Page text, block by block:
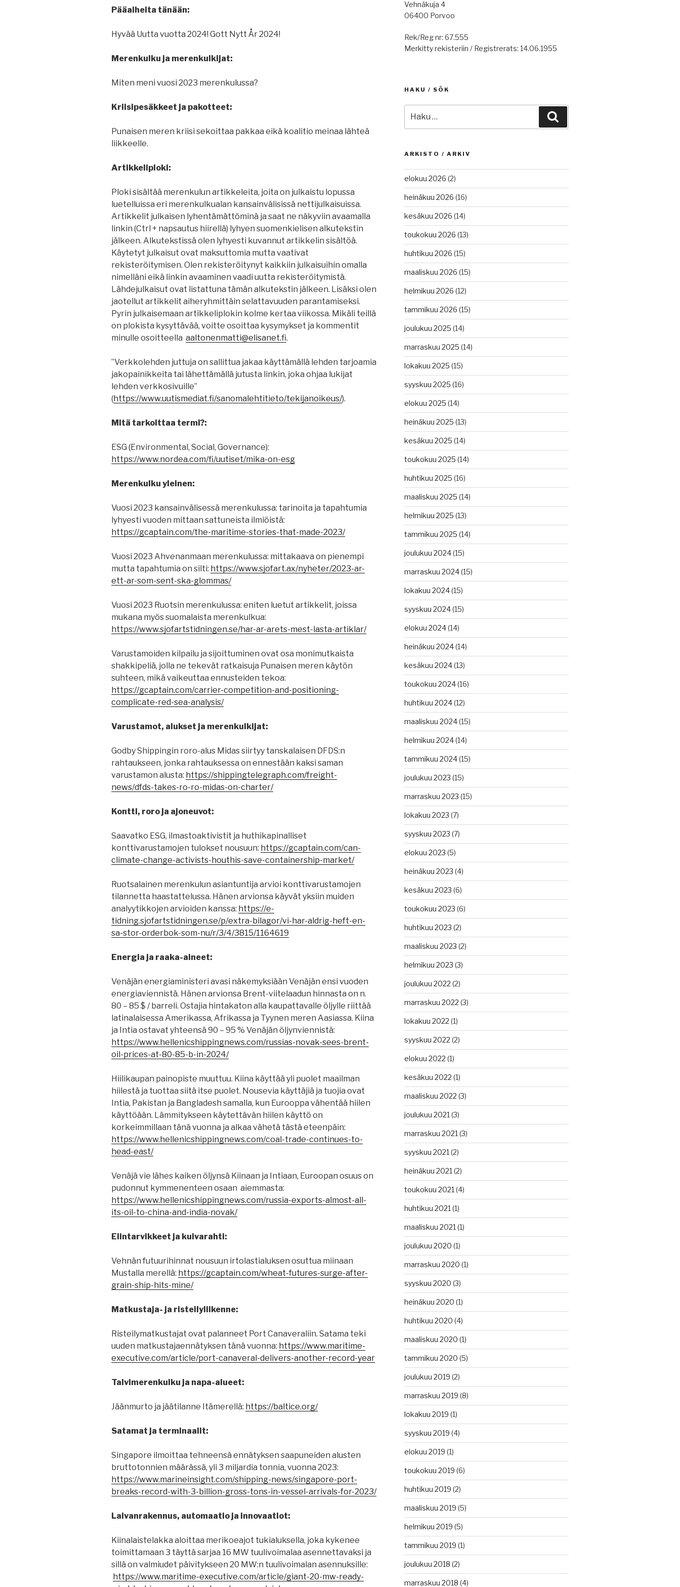
Pääaiheita tänään:
Hyvää Uutta vuotta 2024! Gott Nytt År 2024!
Merenkulku ja merenkulkijat:
Miten meni vuosi 2023 merenkulussa?
Kriisipesäkkeet ja pakotteet:
Punaisen meren kriisi sekoittaa pakkaa eikä koalitio meinaa lähteä
liikkeelle.
Artikkeliploki:
Ploki sisältää merenkulun artikkeleita, joita on julkaistu lopussa
luetelluissa eri merenkulkualan kansainvälisissä nettijulkaisuissa.
Artikkelit julkaisen lyhentämättöminä ja saat ne näkyviin avaamalla
linkin (Ctrl + napsautus hiirellä) lyhyen suomenkielisen alkutekstin
jälkeen. Alkutekstissä olen lyhyesti kuvannut artikkelin sisältöä.
Käytetyt julkaisut ovat maksuttomia mutta vaativat
rekisteröitymisen. Olen rekisteröitynyt kaikkiin julkaisuihin omalla
nimelläni eikä linkin avaaminen vaadi uutta rekisteröitymistä.
Lähdejulkaisut ovat listattuna tämän alkutekstin jälkeen. Lisäksi olen
jaotellut artikkelit aiheryhmittäin selattavuuden parantamiseksi.
Pyrin julkaisemaan artikkeliplokin kolme kertaa viikossa. Mikäli teillä
on plokista kysyttävää, voitte osoittaa kysymykset ja kommentit
minulle osoitteella aaltonenmatti@elisanet.fi.
”Verkkolehden juttuja on sallittua jakaa käyttämällä lehden tarjoamia
jakopainikkeita tai lähettämällä jutusta linkin, joka ohjaa lukijat
lehden verkkosivuille”
(https://www.uutismediat.fi/sanomalehtitieto/tekijanoikeus/).
Mitä tarkoittaa termi?:
ESG (Environmental, Social, Governance):
https://www.nordea.com/fi/uutiset/mika-on-esg
Merenkulku yleinen:
Vuosi 2023 kansainvälisessä merenkulussa: tarinoita ja tapahtumia
lyhyesti vuoden mittaan sattuneista ilmiöistä:
https://gcaptain.com/the-maritime-stories-that-made-2023/
Vuosi 2023 Ahvenanmaan merenkulussa: mittakaava on pienempi
mutta tapahtumia on silti: https://www.sjofart.ax/nyheter/2023-ar-
ett-ar-som-sent-ska-glommas/
Vuosi 2023 Ruotsin merenkulussa: eniten luetut artikkelit, joissa
mukana myös suomalaista merenkulkua:
https://www.sjofartstidningen.se/har-ar-arets-mest-lasta-artiklar/
Varustamoiden kilpailu ja sijoittuminen ovat osa monimutkaista
shakkipeliä, jolla ne tekevät ratkaisuja Punaisen meren käytön
suhteen, mikä vaikeuttaa ennusteiden tekoa:
https://gcaptain.com/carrier-competition-and-positioning-
complicate-red-sea-analysis/
Varustamot, alukset ja merenkulkijat:
Godby Shippingin roro-alus Midas siirtyy tanskalaisen DFDS:n
rahtaukseen, jonka rahtauksessa on ennestään kaksi saman
varustamon alusta: https://shippingtelegraph.com/freight-
news/dfds-takes-ro-ro-midas-on-charter/
Kontti, roro ja ajoneuvot:
Saavatko ESG, ilmastoaktivistit ja huthikapinalliset
konttivarustamojen tulokset nousuun: https://gcaptain.com/can-
climate-change-activists-houthis-save-containership-market/
Ruotsalainen merenkulun asiantuntija arvioi konttivarustamojen
tilannetta haastattelussa. Hänen arvionsa käyvät yksiin muiden
analyytikkojen arvioiden kanssa: https://e-
tidning.sjofartstidningen.se/p/extra-bilagor/vi-har-aldrig-heft-en-
sa-stor-orderbok-som-nu/r/3/4/3815/1164619
Energia ja raaka-aineet:
Venäjän energiaministeri avasi näkemyksiään Venäjän ensi vuoden
energiaviennistä. Hänen arvionsa Brent-viitelaadun hinnasta on n.
80 – 85 $ / barreli. Ostajia hintakaton alla kaupattavalle öljylle riittää
latinalaisessa Amerikassa, Afrikassa ja Tyynen meren Aasiassa. Kiina
ja Intia ostavat yhteensä 90 – 95 % Venäjän öljynviennistä:
https://www.hellenicshippingnews.com/russias-novak-sees-brent-
oil-prices-at-80-85-b-in-2024/
Hiilikaupan painopiste muuttuu. Kiina käyttää yli puolet maailman
hiilestä ja tuottaa siitä itse puolet. Nousevia käyttäjiä ja tuojia ovat
Intia, Pakistan ja Bangladesh samalla, kun Eurooppa vähentää hiilen
käyttöään. Lämmitykseen käytettävän hiilen käyttö on
korkeimmillaan tänä vuonna ja alkaa vähetä tästä eteenpäin:
https://www.hellenicshippingnews.com/coal-trade-continues-to-
head-east/
Venäjä vie lähes kaiken öljynsä Kiinaan ja Intiaan, Euroopan osuus on
pudonnut kymmenenteen osaan aiemmasta:
https://www.hellenicshippingnews.com/russia-exports-almost-all-
its-oil-to-china-and-india-novak/
Elintarvikkeet ja kuivarahti:
Vehnän futuurihinnat nousuun irtolastialuksen osuttua miinaan
Mustalla merellä: https://gcaptain.com/wheat-futures-surge-after-
grain-ship-hits-mine/
Matkustaja- ja risteilyliikenne:
Risteilymatkustajat ovat palanneet Port Canaveraliin. Satama teki
uuden matkustajaennätyksen tänä vuonna: https://www.maritime-
executive.com/article/port-canaveral-delivers-another-record-year
Talvimerenkulku ja napa-alueet:
Jäänmurto ja jäätilanne Itämerellä: https://baltice.org/
Satamat ja terminaalit:
Singapore ilmoittaa tehneensä ennätyksen saapuneiden alusten
bruttotonnien määrässä, yli 3 miljardia tonnia, vuonna 2023:
https://www.marineinsight.com/shipping-news/singapore-port-
breaks-record-with-3-billion-gross-tons-in-vessel-arrivals-for-2023/
Laivanrakennus, automaatio ja innovaatiot:
Kiinalaistelakka aloittaa merikoeajot tukialuksella, joka kykenee
toimittamaan 3 täyttä sarjaa 16 MW tuulivoimalaa asennettavaksi ja
sillä on valmiudet päivitykseen 20 MW:n tuulivoimalan asennuksille:
https://www.maritime-executive.com/article/giant-20-mw-ready-
Vehnäkuja 4
06400 Porvoo
Rek/Reg nr: 67.555
Merkitty rekisteriin / Registrerats: 14.06.1955
HAKU / SÖK
ARKISTO / ARKIV
elokuu 2026 (2)
heinäkuu 2026 (16)
kesäkuu 2026 (14)
toukokuu 2026 (13)
huhtikuu 2026 (15)
maaliskuu 2026 (15)
helmikuu 2026 (12)
tammikuu 2026 (15)
joulukuu 2025 (14)
marraskuu 2025 (14)
lokakuu 2025 (15)
syyskuu 2025 (16)
elokuu 2025 (14)
heinäkuu 2025 (13)
kesäkuu 2025 (14)
toukokuu 2025 (14)
huhtikuu 2025 (16)
maaliskuu 2025 (14)
helmikuu 2025 (13)
tammikuu 2025 (14)
joulukuu 2024(15)
marraskuu 2024(15)
lokakuu 2024(15)
syyskuu 2024(15)
elokuu 2024(14)
heinäkuu 2024(14)
kesäkuu 2024(13)
toukokuu 2024(16)
huhtikuu 2024(12)
maaliskuu 2024(15)
helmikuu 2024(14)
tammikuu 2024(15)
joulukuu 2023 (15)
marraskuu 2023 (15)
lokakuu 2023 (7)
syyskuu 2023 (7)
elokuu 2023 (5)
heinäkuu 2023 (4)
kesäkuu 2023 (6)
toukokuu 2023 (6)
huhtikuu 2023 (2)
maaliskuu 2023 (2)
helmikuu 2023 (3)
joulukuu 2022 (2)
marraskuu 2022 (3)
lokakuu 2022 (1)
syyskuu 2022 (2)
elokuu 2022 (1)
kesäkuu 2022 (1)
maaliskuu 2022 (3)
joulukuu 2021 (3)
marraskuu 2021 (3)
syyskuu 2021 (2)
heinäkuu 2021 (2)
toukokuu 2021 (4)
huhtikuu 2021 (1)
maaliskuu 2021 (1)
joulukuu 2020 (1)
marraskuu 2020 (1)
syyskuu 2020 (3)
heinäkuu 2020 (1)
huhtikuu 2020 (4)
maaliskuu 2020 (1)
tammikuu 2020 (5)
joulukuu 2019 (2)
marraskuu 2019 (8)
lokakuu 2019 (1)
syyskuu 2019 (4)
elokuu 2019 (1)
toukokuu 2019 (6)
huhtikuu 2019 (2)
maaliskuu 2019 (5)
helmikuu 2019 (5)
tammikuu 2019 (1)
joulukuu 2018 (2)
marraskuu 2018 (4)